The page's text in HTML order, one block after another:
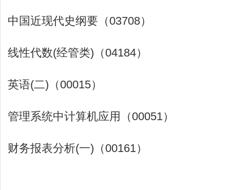
中国近现代史纲要（03708）
线性代数(经管类)（04184）
英语(二)（00015）
管理系统中计算机应用（00051）
财务报表分析(一)（00161）